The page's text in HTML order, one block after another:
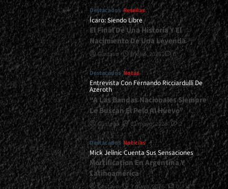
Destacados Reseñas
Ícaro: Siendo Libre
El Final De Una Historia Y El
Nacimiento De Una Leyenda
Gustavo 8 julio, 2026 0
Destacados Notas
Entrevista Con Fernando Ricciardulli De
Azeroth
“A Las Bandas Nacionales Siempre
Le Buscan El Pelo Al Huevo”
Gustavo 21 mayo, 2026 2
Destacados Noticias
Mick Jelinic Cuenta Sus Sensaciones
Mortification En Argentina Y
Latinoamérica
Gustavo 7 mayo, 2026 0